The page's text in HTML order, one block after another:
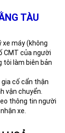
TÀU
xe máy (không
CMT của người
tôi làm biên bản
cố cẩn thận
vận chuyển.
thông tin người
xe.